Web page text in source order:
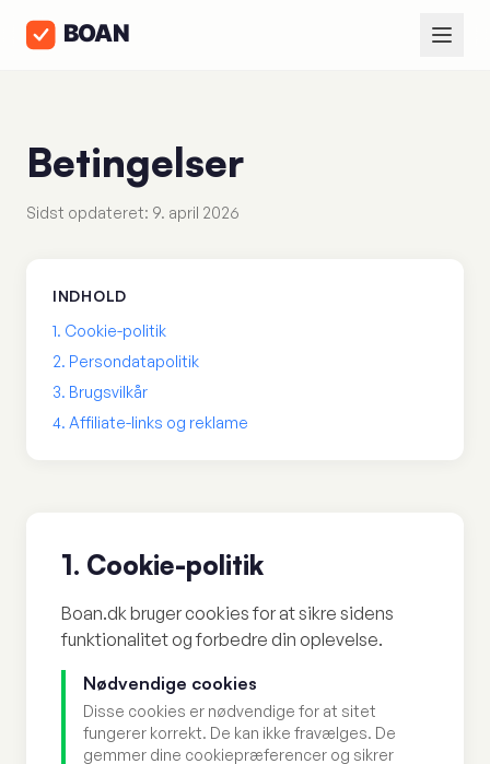
Betingelser
Sidst opdateret: 9. april 2026
INDHOLD
1. Cookie-politik
2. Persondatapolitik
3. Brugsvilkår
4. Affiliate-links og reklame
1. Cookie-politik
Boan.dk bruger cookies for at sikre sidens
funktionalitet og forbedre din oplevelse.
Nødvendige cookies
Disse cookies er nødvendige for at sitet
fungerer korrekt. De kan ikke fravælges. De
gemmer dine cookiepræferencer og sikrer